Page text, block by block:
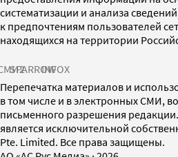
систематизации и анализа
к предпочтениям пользователей
находящихся на территории
SPARROWINFOX
Перепечатка материалов и
в том числе и в электронных СМИ,
письменного разрешения
является исключительной
Pte. Limited. Все права защищены.